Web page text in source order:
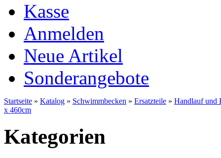
Kasse
Anmelden
Neue Artikel
Sonderangebote
Startseite » Katalog » Schwimmbecken » Ersatzteile » Handlauf und
x 460cm
Kategorien